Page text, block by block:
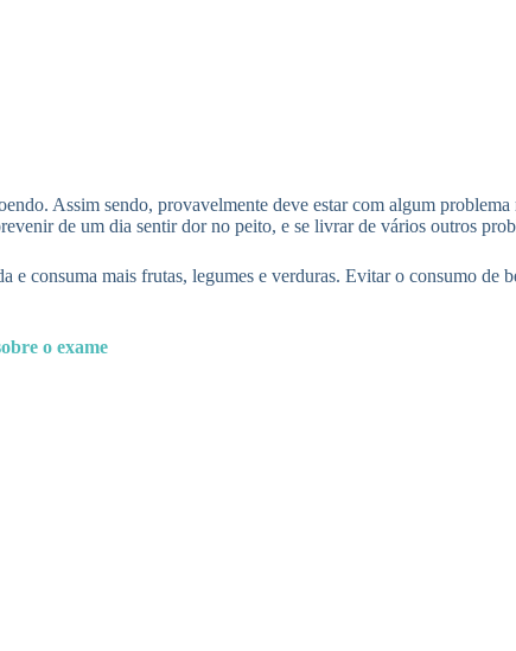
Assim sendo, provavelmente deve estar com algum
de um dia sentir dor no peito, e se livrar de vários outros
e consuma mais frutas, legumes e verduras. Evitar o consumo de
o exame